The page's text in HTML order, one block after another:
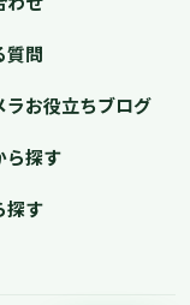
質問
ラお役立ちブログ
ら探す
探す